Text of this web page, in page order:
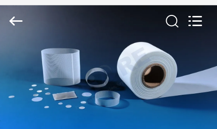
उत्पाद
2026
Group
Limited.